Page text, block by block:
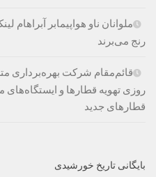
ملوانان ناو هواپیمابر
رنج می‌برند
قائم‌مقام شرکت بهره‌برداری
روزی تهویه قطارها و ایستگاه‌های
قطارهای جدید
بایگانی تاریخ خورشیدی